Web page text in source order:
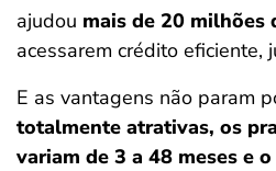
ajudou mais de 20 milhões
acessarem crédito eficiente,
E as vantagens não param
totalmente atrativas, os
variam de 3 a 48 meses e